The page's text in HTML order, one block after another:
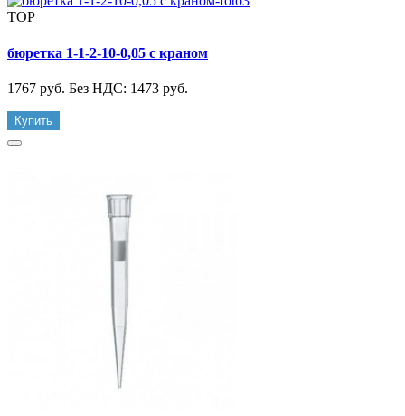
TOP
бюретка 1-1-2-10-0,05 с краном
1767 руб. Без НДС: 1473 руб.
Купить